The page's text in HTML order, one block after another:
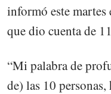
informó este
que dio cuenta de
“Mi palabra de
de) las 10